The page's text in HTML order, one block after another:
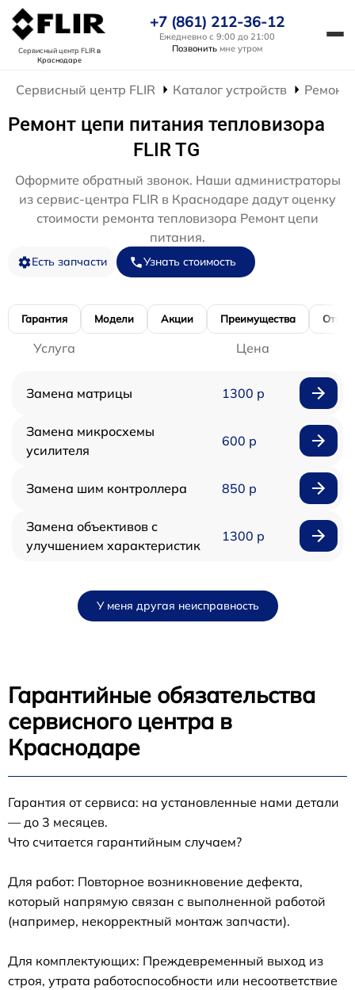
Сервисный центр FLIRв
Краснодаре
+7 (861) 212-36-12
Ежедневно с 9:00 до 21:00
Позвонить мне утром
Сервисный центр FLIR Каталог устройств Ремонт
Ремонт цепи питания тепловизора
FLIR TG
Оформите обратный звонок. Наши администраторы
из сервис-центра FLIR в Краснодаре дадут оценку
стоимости ремонта тепловизора Ремонт цепи
питания.
Есть запчасти Узнать стоимость
Гарантия Модели Акции Преимущества
Услуга Цена
Замена матрицы 1300 р
Замена микросхемы
усилителя
600 р
Замена шим контроллера 850 р
Замена объективов с
улучшением характеристик
1300 р
У меня другая неисправность
Гарантийные обязательства
сервисного центра в
Краснодаре
Гарантия от сервиса: на установленные нами детали
— до 3 месяцев.
Что считается гарантийным случаем?
Для работ: Повторное возникновение дефекта,
который напрямую связан с выполненной работой
(например, некорректный монтаж запчасти).
Для комплектующих: Преждевременный выход из
строя, утрата работоспособности или несоответствие